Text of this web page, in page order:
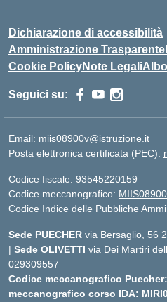
Dichiarazione di accessibilità
Amministrazione Trasparente
Cookie PolicyNote Legali
Seguici su:
Email: miis08900v@istruzione.it
Posta elettronica certificata (PEC):
Codice fiscale: 93545220159
Codice meccanografico:
Codice Indice delle Pubbliche
Sede PUECHER via Bersaglio, 56
| Sede OLIVETTI via Dei Martiri
029309557
Codice meccanografico
meccanografico corso IDA: